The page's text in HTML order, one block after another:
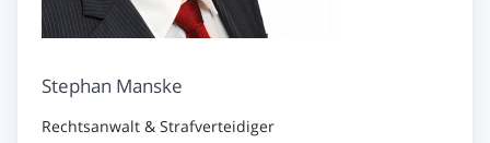
Stephan Manske
Rechtsanwalt & Strafverteidiger